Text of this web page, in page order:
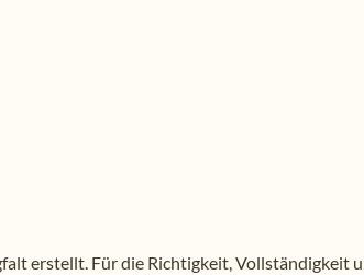
erstellt. Für die Richtigkeit, Vollständigkeit